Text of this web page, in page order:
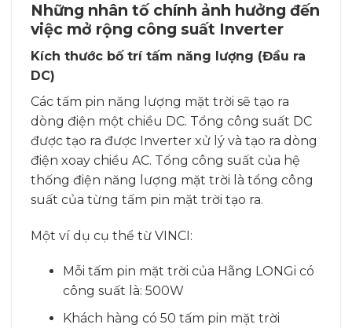
Những nhân tố chính ảnh hưởng đến
việc mở rộng công suất Inverter
Kích thước bố trí tấm năng lượng (Đầu ra
DC)
Các tấm pin năng lượng mặt trời sẽ tạo ra
dòng điện một chiều DC. Tổng công suất DC
được tạo ra được Inverter xử lý và tạo ra dòng
điện xoay chiều AC. Tổng công suất của hệ
thống điện năng lượng mặt trời là tổng công
suất của từng tấm pin mặt trời tạo ra.
Một ví dụ cụ thể từ VINCI:
Mỗi tấm pin mặt trời của Hãng LONGi có
công suất là: 500W
Khách hàng có 50 tấm pin mặt trời